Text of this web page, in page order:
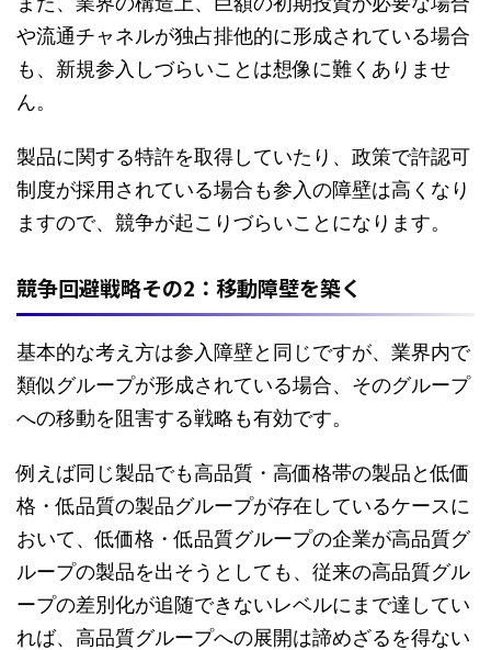
や流通チャネルが独占排他的に形成されている場合
も、新規参入しづらいことは想像に難くありませ
ん。
製品に関する特許を取得していたり、政策で許認可
制度が採用されている場合も参入の障壁は高くなり
ますので、競争が起こりづらいことになります。
競争回避戦略その2：移動障壁を築く
基本的な考え方は参入障壁と同じですが、業界内で
類似グループが形成されている場合、そのグループ
への移動を阻害する戦略も有効です。
例えば同じ製品でも高品質・高価格帯の製品と低価
格・低品質の製品グループが存在しているケースに
おいて、低価格・低品質グループの企業が高品質グ
ループの製品を出そうとしても、従来の高品質グル
ープの差別化が追随できないレベルにまで達してい
れば、高品質グループへの展開は諦めざるを得ない